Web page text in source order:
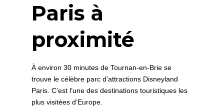
Paris à
proximité
À environ 30 minutes de Tournan-en-Brie se
trouve le célèbre parc d’attractions Disneyland
Paris. C’est l’une des destinations touristiques les
plus visitées d’Europe.